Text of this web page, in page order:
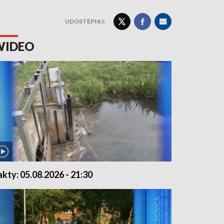
UDOSTĘPNIJ:
05.08.2026 - 21:30